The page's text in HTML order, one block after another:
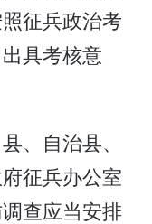
征兵政治考
具考核意
、自治县、
征兵办公室
查应当安排